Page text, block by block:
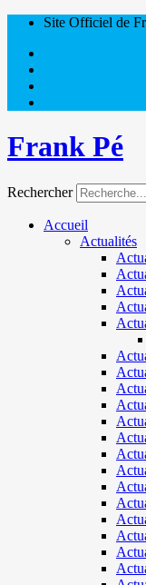
Site Officiel de
Frank Pé
Rechercher
Accueil
Actualités